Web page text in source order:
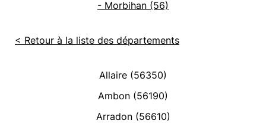
- Morbihan (56)
< Retour à la liste des départements
Allaire (56350)
Ambon (56190)
Arradon (56610)